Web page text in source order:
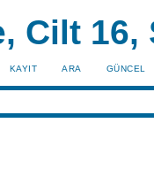
Cilt 16,
KAYIT ARA GÜNCEL